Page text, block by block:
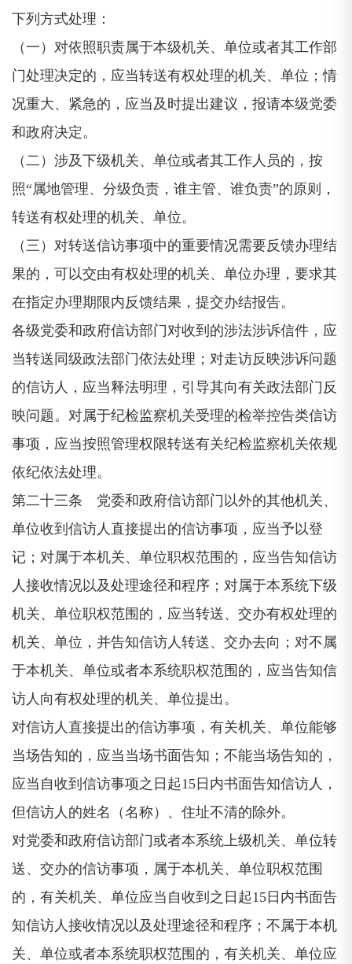
下列方式处理：
（一）对依照职责属于本级机关、单位或者其工作部
门处理决定的，应当转送有权处理的机关、单位；情
况重大、紧急的，应当及时提出建议，报请本级党委
和政府决定。
（二）涉及下级机关、单位或者其工作人员的，按
照“属地管理、分级负责，谁主管、谁负责”的原则，
转送有权处理的机关、单位。
（三）对转送信访事项中的重要情况需要反馈办理结
果的，可以交由有权处理的机关、单位办理，要求其
在指定办理期限内反馈结果，提交办结报告。
各级党委和政府信访部门对收到的涉法涉诉信件，应
当转送同级政法部门依法处理；对走访反映涉诉问题
的信访人，应当释法明理，引导其向有关政法部门反
映问题。对属于纪检监察机关受理的检举控告类信访
事项，应当按照管理权限转送有关纪检监察机关依规
依纪依法处理。
第二十三条 党委和政府信访部门以外的其他机关、
单位收到信访人直接提出的信访事项，应当予以登
记；对属于本机关、单位职权范围的，应当告知信访
人接收情况以及处理途径和程序；对属于本系统下级
机关、单位职权范围的，应当转送、交办有权处理的
机关、单位，并告知信访人转送、交办去向；对不属
于本机关、单位或者本系统职权范围的，应当告知信
访人向有权处理的机关、单位提出。
对信访人直接提出的信访事项，有关机关、单位能够
当场告知的，应当当场书面告知；不能当场告知的，
应当自收到信访事项之日起15日内书面告知信访人，
但信访人的姓名（名称）、住址不清的除外。
对党委和政府信访部门或者本系统上级机关、单位转
送、交办的信访事项，属于本机关、单位职权范围
的，有关机关、单位应当自收到之日起15日内书面告
知信访人接收情况以及处理途径和程序；不属于本机
关、单位或者本系统职权范围的，有关机关、单位应